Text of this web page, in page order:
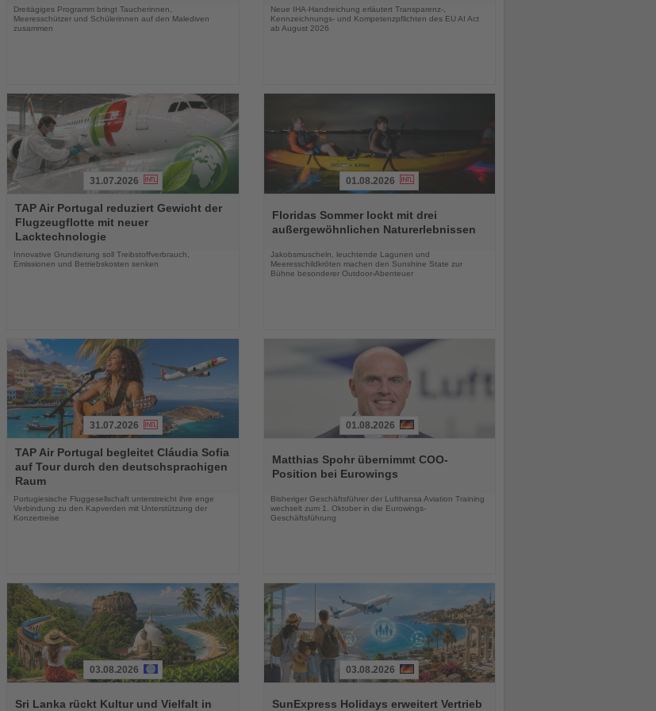
Dreitägiges Programm bringt Taucherinnen,
Meeresschützer und Schülerinnen auf den Malediven
zusammen
Neue IHA-Handreichung erläutert Transparenz-,
Kennzeichnungs- und Kompetenzpflichten des EU AI Act
ab August 2026
Sie
die
Nachrichten
31.07.2026
TAP Air Portugal reduziert Gewicht der
Flugzeugflotte mit neuer
Lacktechnologie
Innovative Grundierung soll Treibstoffverbrauch,
Emissionen und Betriebskosten senken
Sie
die
Nachrichten
01.08.2026
Floridas Sommer lockt mit drei
außergewöhnlichen Naturerlebnissen
Jakobsmuscheln, leuchtende Lagunen und
Meeresschildkröten machen den Sunshine State zur
Bühne besonderer Outdoor-Abenteuer
Sie
die
Nachrichten
31.07.2026
TAP Air Portugal begleitet Cláudia Sofia
auf Tour durch den deutschsprachigen
Raum
Portugiesische Fluggesellschaft unterstreicht ihre enge
Verbindung zu den Kapverden mit Unterstützung der
Konzertreise
Sie
die
01.08.2026
Matthias Spohr übernimmt COO-
Position bei Eurowings
Bisheriger Geschäftsführer der Lufthansa Aviation Training
wechselt zum 1. Oktober in die Eurowings-
Geschäftsführung
Sie
03.08.2026
Sri Lanka rückt Kultur und Vielfalt in
Sie
03.08.2026
SunExpress Holidays erweitert Vertrieb